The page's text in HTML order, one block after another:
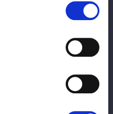
う！」と挑戦し続ける変
すプロダクトやサービ
てたイベントをご用意し